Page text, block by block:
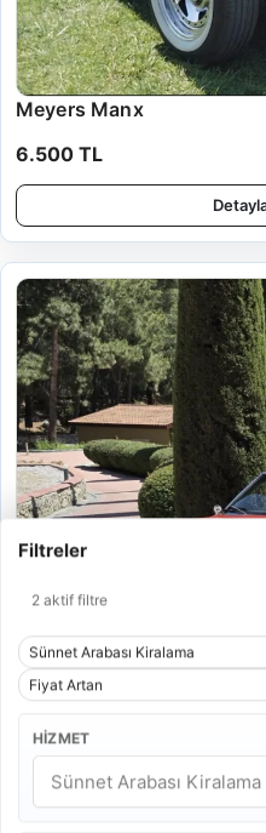
Filtreler
2 aktif filtre
Sünnet Arabası Kiralama
Fiyat Artan
HIZMET
Meyers Manx
6.500 TL
6.500 TL